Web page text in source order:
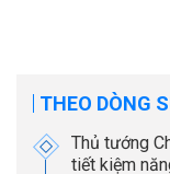
THEO DÒNG
Thủ tướng
tiết kiệm